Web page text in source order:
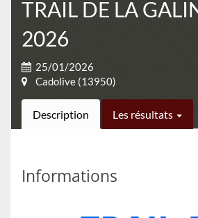
TRAIL DE LA
2026
25/01/2026
Cadolive (13950)
Description Les résultats
Informations